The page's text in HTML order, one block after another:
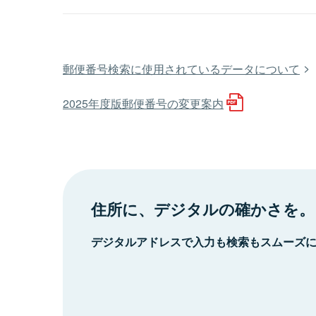
郵便番号検索に使用されているデータについて
2025年度版郵便番号の変更案内
住所に、デジタルの確かさを。
デジタルアドレスで入力も検索もスムーズ